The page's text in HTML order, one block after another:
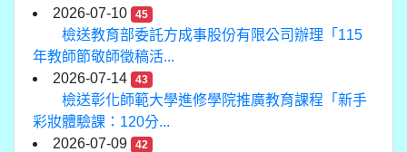
2026-07-10
45
檢送教育部委託方成事股份有限公司辦理「115
年教師節敬師徵稿活...
2026-07-14
43
檢送彰化師範大學進修學院推廣教育課程「新手
彩妝體驗課：120分...
2026-07-09
42